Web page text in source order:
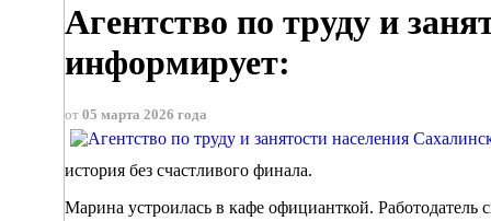
Агентство по труду и
информирует:
от 05 марта 2026 года
история без счастливого финала.
Марина устроилась в кафе официанткой. Работодатель